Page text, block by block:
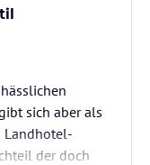
sich aber als
Landhotel-
der doch